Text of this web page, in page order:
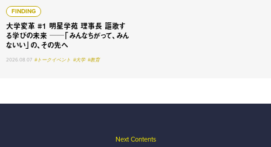
FINDING
大学変革 #1 明星学苑 理事長 謳歌す
る学びの未来 ──「みんなちがって、みん
ないい」の、その先へ
2026.08.07 #トークイベント #大学 #教育
Next Contents